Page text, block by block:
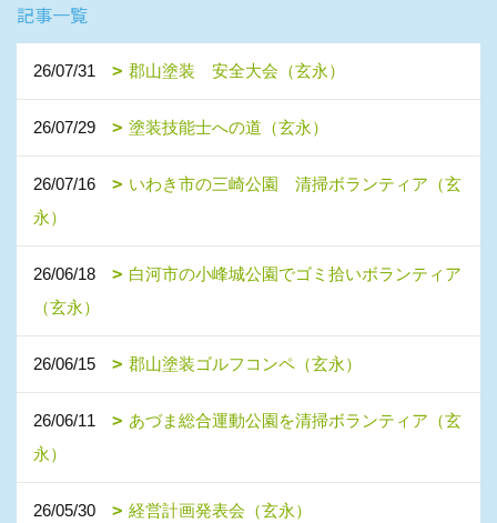
記事一覧
26/07/31 郡山塗装 安全大会（玄永）
26/07/29 塗装技能士への道（玄永）
26/07/16
いわき市の三崎公園 清掃ボランティア（玄
永）
26/06/18
白河市の小峰城公園でゴミ拾いボランティア
（玄永）
26/06/15 郡山塗装ゴルフコンペ（玄永）
26/06/11
あづま総合運動公園を清掃ボランティア（玄
永）
26/05/30 経営計画発表会（玄永）